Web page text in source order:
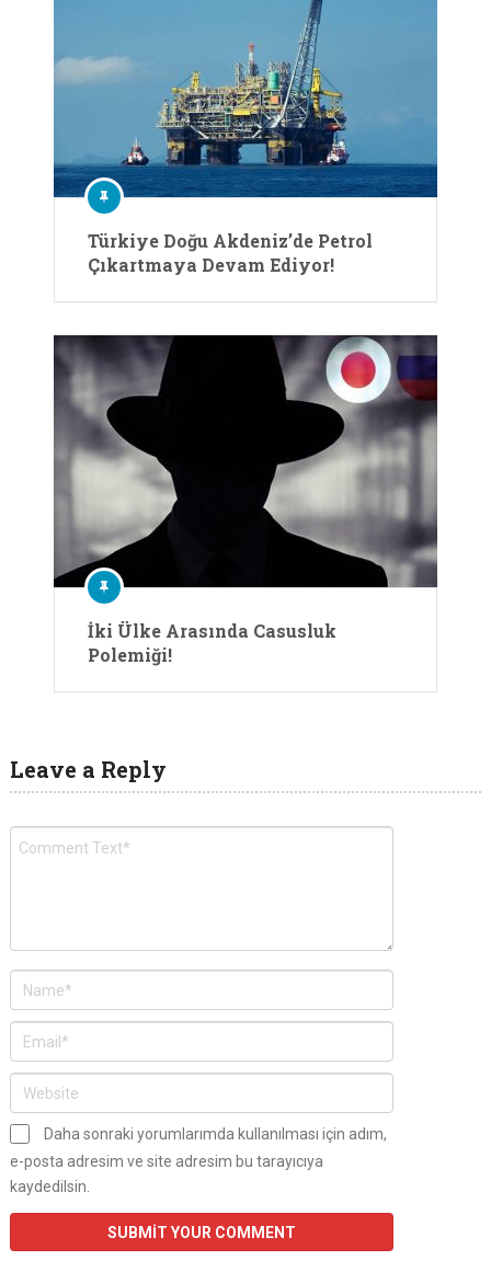
Türkiye Doğu Akdeniz’de Petrol
Çıkartmaya Devam Ediyor!
İki Ülke Arasında Casusluk
Polemiği!
Leave a Reply
Daha sonraki yorumlarımda kullanılması için adım,
e-posta adresim ve site adresim bu tarayıcıya
kaydedilsin.